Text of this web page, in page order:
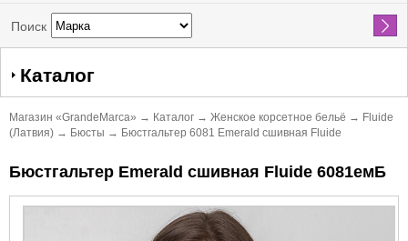
Поиск Найти
Каталог
Магазин «GrandeMarca» → Каталог → Женское корсетное бельё → Fluide
(Латвия) → Бюсты → Бюстгальтер 6081 Emerald сшивная Fluide
Бюстгальтер Emerald сшивная Fluide 6081емБ